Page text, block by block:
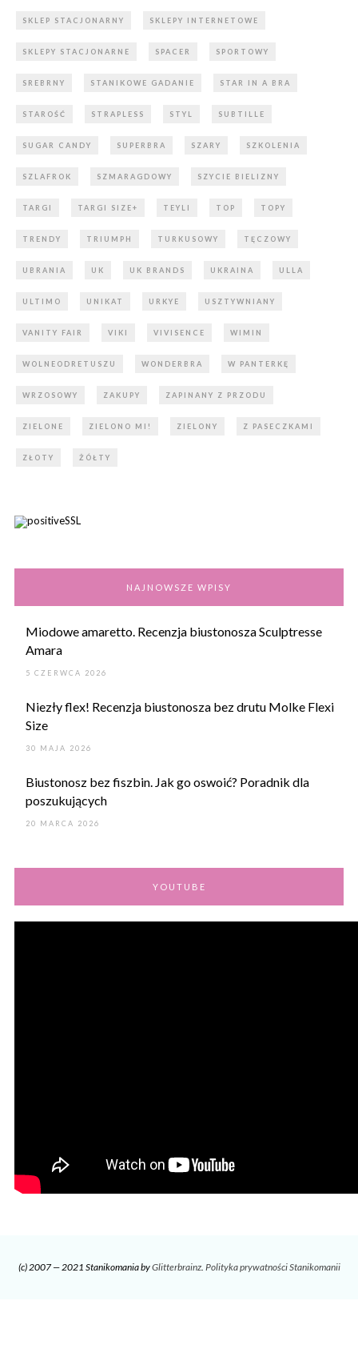
SKLEP STACJONARNY SKLEPY INTERNETOWE
SKLEPY STACJONARNE SPACER SPORTOWY
SREBRNY STANIKOWE GADANIE STAR IN A BRA
STAROŚĆ STRAPLESS STYL SUBTILLE
SUGAR CANDY SUPERBRA SZARY SZKOLENIA
SZLAFROK SZMARAGDOWY SZYCIE BIELIZNY
TARGI TARGI SIZE+ TEYLI TOP TOPY
TRENDY TRIUMPH TURKUSOWY TĘCZOWY
UBRANIA UK UK BRANDS UKRAINA ULLA
ULTIMO UNIKAT URKYE USZTYWNIANY
VANITY FAIR VIKI VIVISENCE WIMIN
WOLNEODRETUSZU WONDERBRA W PANTERKĘ
WRZOSOWY ZAKUPY ZAPINANY Z PRZODU
ZIELONE ZIELONO MI! ZIELONY Z PASECZKAMI
ZŁOTY ŻÓŁTY
NAJNOWSZE WPISY
Miodowe amaretto. Recenzja biustonosza Sculptresse
Amara
5 CZERWCA 2026
Niezły flex! Recenzja biustonosza bez drutu Molke Flexi
Size
30 MAJA 2026
Biustonosz bez fiszbin. Jak go oswoić? Poradnik dla
poszukujących
20 MARCA 2026
YOUTUBE
(c) 2007 — 2021 Stanikomania byGlitterbrainz. Polityka prywatności Stanikomanii